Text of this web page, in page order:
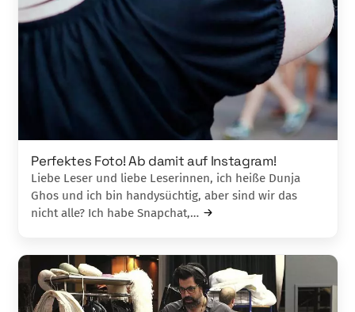
Perfektes Foto! Ab damit auf Instagram!
Liebe Leser und liebe Leserinnen, ich heiße Dunja
Ghos und ich bin handysüchtig, aber sind wir das
nicht alle? Ich habe Snapchat,…